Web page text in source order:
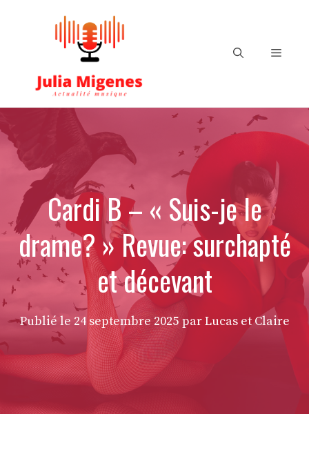
Menu
Cardi B – « Suis-je le
drame? » Revue: surchapté
et décevant
Publié le 24 septembre 2025 par Lucas et Claire